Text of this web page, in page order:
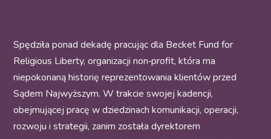
Spędziła ponad dekadę pracując dla Becket Fund for
Religious Liberty, organizacji non‑profit, która ma
niepokonaną historię reprezentowania klientów przed
Sądem Najwyższym. W trakcie swojej kadencji,
obejmującej pracę w dziedzinach komunikacji, operacji,
rozwoju i strategii, zanim została dyrektorem